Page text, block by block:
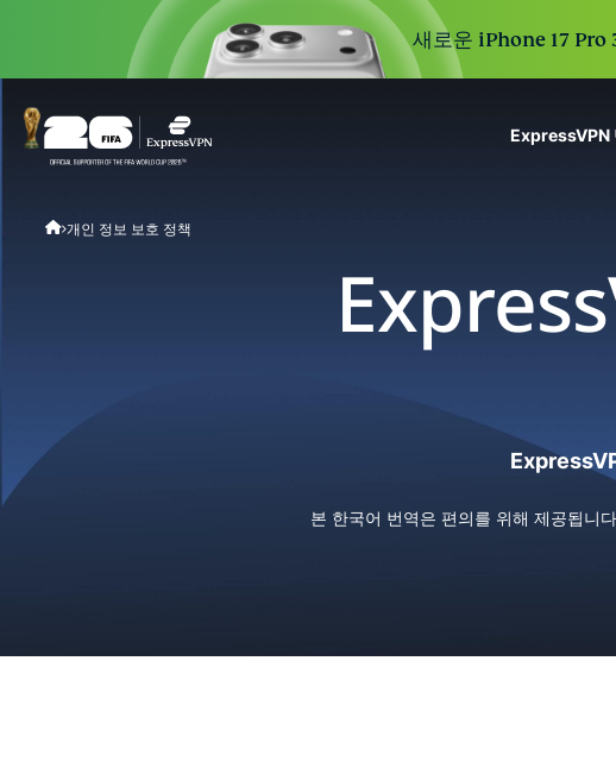
새로운 iPhone 17 Pro
ExpressVPN
scale.
개인 정보 보호 정책
본 한국어 번역은 편의를 위해 제공됩니